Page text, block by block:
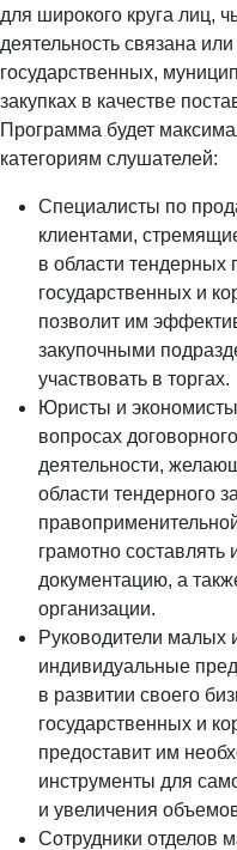
для широкого круга лиц,
деятельность связана
государственных,
закупках в качестве
Программа будет
категориям слушателей:
Специалисты по
клиентами,
в области тендерных
государственных и
позволит им
закупочными
участвовать в торгах.
Юристы и
вопросах
деятельности,
области тендерного
грамотно составлять
документацию, а
организации.
Руководители малых
индивидуальные
в развитии своего
государственных и
предоставит им
инструменты для
и увеличения
Сотрудники отделов